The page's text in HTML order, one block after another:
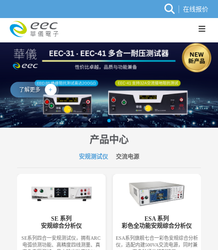
在线报价
了解更多
产品中心
安规测试仪 交流电源
SE 系列
安规综合分析仪
SE系列四合一安规测试仪，拥有ARC
电弧侦测功能、高精度四线测量、真
ESA 系列
彩色全功能安规综合分析仪
ESA系列旗舰七合一彩色安规综合分析
仪，选配内建500VA交流电源，同时兼